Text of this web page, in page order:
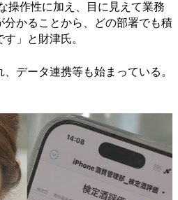
操作性に加え、目に見えて業務
かることから、どの部署でも積
」と財津氏。
データ連携等も始まっている。